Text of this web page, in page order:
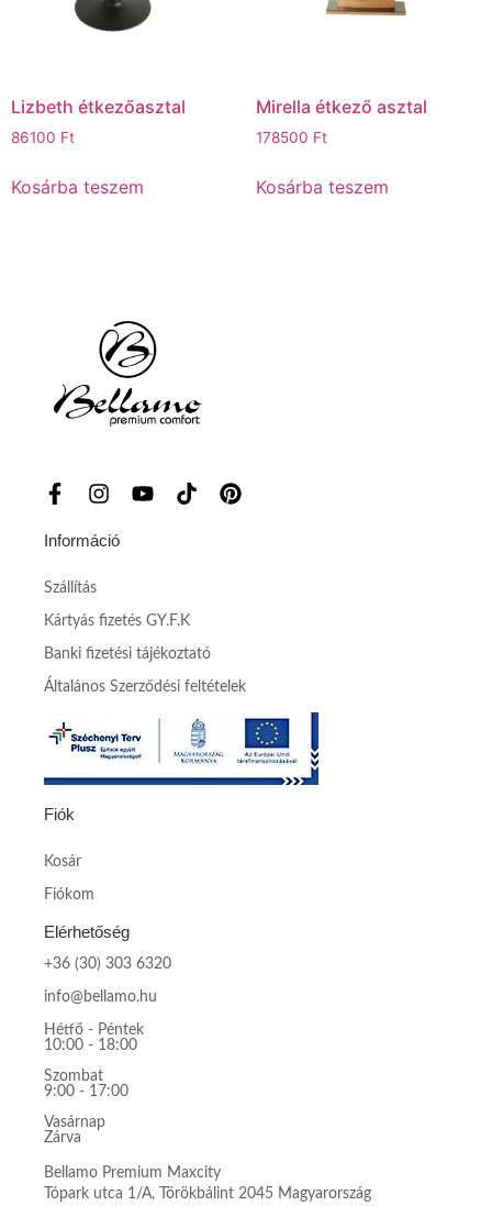
Lizbeth étkezőasztal
86100 Ft
Kosárba teszem
Mirella étkező asztal
178500 Ft
Kosárba teszem
Információ
Szállítás
Kártyás fizetés GY.F.K
Banki fizetési tájékoztató
Általános Szerződési feltételek
Fiók
Kosár
Fiókom
Elérhetőség
+36 (30) 303 6320
info@bellamo.hu
Hétfő - Péntek
10:00 - 18:00
Szombat
9:00 - 17:00
Vasárnap
Zárva
Bellamo Premium Maxcity
Tópark utca 1/A, Törökbálint 2045 Magyarország